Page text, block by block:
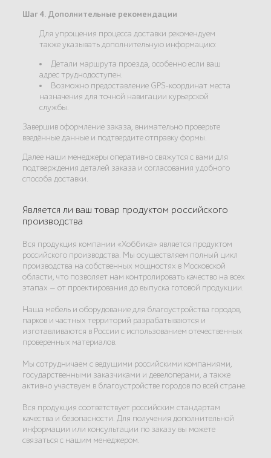
Шаг 4. Дополнительные рекомендации
Для упрощения процесса доставки рекомендуем
также указывать дополнительную информацию:
Детали маршрута проезда, особенно если ваш
адрес труднодоступен.
Возможно предоставление GPS-координат места
назначения для точной навигации курьерской
службы.
Завершив оформление заказа, внимательно проверьте
введённые данные и подтвердите отправку формы.
Далее наши менеджеры оперативно свяжутся с вами для
подтверждения деталей заказа и согласования удобного
способа доставки.
Является ли ваш товар продуктом российского
производства
Вся продукция компании «Хоббика» является продуктом
российского производства. Мы осуществляем полный цикл
производства на собственных мощностях в Московской
области, что позволяет нам контролировать качество на всех
этапах — от проектирования до выпуска готовой продукции.
Наша мебель и оборудование для благоустройства городов,
парков и частных территорий разрабатываются и
изготавливаются в России с использованием отечественных
проверенных материалов.
Мы сотрудничаем с ведущими российскими компаниями,
государственными заказчиками и девелоперами, а также
активно участвуем в благоустройстве городов по всей стране.
Вся продукция соответствует российским стандартам
качества и безопасности. Для получения дополнительной
информации или консультации по заказу вы можете
связаться с нашим менеджером.